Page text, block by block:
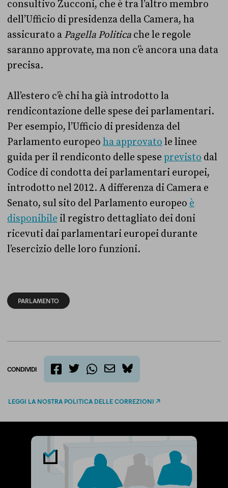
consultivo Zucconi, che è tra l’altro membro
dell’Ufficio di presidenza della Camera, ha
assicurato a Pagella Politica che le regole
saranno approvate, ma non c’è ancora una data
precisa.
All’estero c’è chi ha già introdotto la
rendicontazione delle spese dei parlamentari.
Per esempio, l’Ufficio di presidenza del
Parlamento europeo ha approvato le linee
guida per il rendiconto delle spese previsto dal
Codice di condotta dei parlamentari europei,
introdotto nel 2012. A differenza di Camera e
Senato, sul sito del Parlamento europeo è
disponibile il registro dettagliato dei doni
ricevuti dai parlamentari europei durante
l’esercizio delle loro funzioni.
PARLAMENTO
CONDIVIDI
bluesky
LEGGI LA NOSTRA POLITICA DELLE CORREZIONI